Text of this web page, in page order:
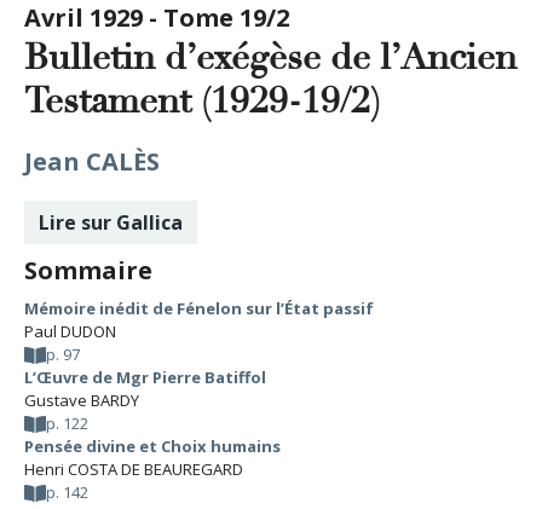
Avril 1929 - Tome 19/2
Bulletin d’exégèse de l’Ancien
Testament (1929-19/2)
Jean CALÈS
Lire sur Gallica
Sommaire
Mémoire inédit de Fénelon sur l’État passif
Paul DUDON
p. 97
L’Œuvre de Mgr Pierre Batiffol
Gustave BARDY
p. 122
Pensée divine et Choix humains
Henri COSTA DE BEAUREGARD
p. 142